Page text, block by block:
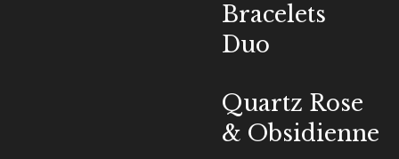
Bracelets
Duo
Quartz Rose
& Obsidienne